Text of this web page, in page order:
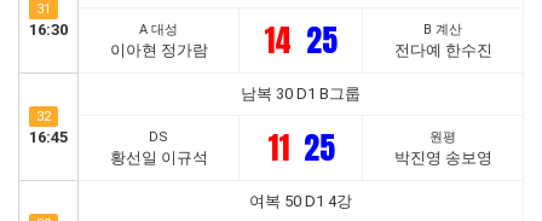
31
16:30 A 대성
이아현 정가람 14 25 B 계산
전다예 한수진
32
16:45
남복 30 D1 B그룹
DS
황선일 이규석 11 25 원평
박진영 송보영
여복 50 D1 4강